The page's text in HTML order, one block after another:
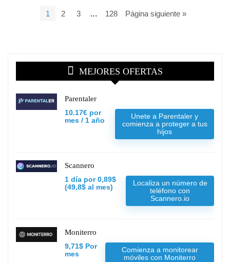
1 2 3 … 128 Página siguiente »
MEJORES OFERTAS
Parentaler
10.17€ por
mes / 1 año
Unete a Parentaler y
comienza a proteger a tus
hijos
Scannero
1 día por 0,89$
(49,8$ al mes)
Localiza un número de
teléfono con
Scannero.io
Moniterro
9,71$ Por
mes
Comienza a monitorear
móviles con Moniterro